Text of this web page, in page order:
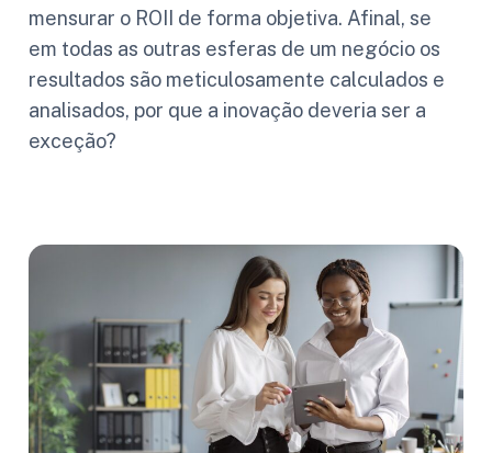
mensurar o ROII de forma objetiva. Afinal, se
em todas as outras esferas de um negócio os
resultados são meticulosamente calculados e
analisados, por que a inovação deveria ser a
exceção?